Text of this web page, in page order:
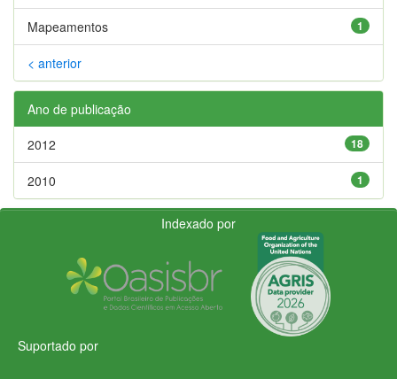
1
Mapeamentos
< anterior
Ano de publicação
18
2012
1
2010
Indexado por
Suportado por